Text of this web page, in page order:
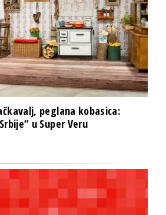
peglana kobasica:
u Super Veru